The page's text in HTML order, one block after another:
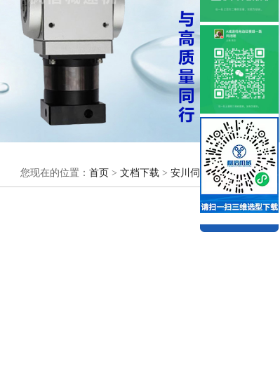
您现在的位置： 首页 > 文档下载 > 安川伺服电机